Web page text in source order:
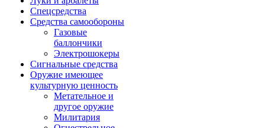
Спецсредства
Средства самообороны
Газовые
баллончики
Электрошокеры
Сигнальные средства
Оружие имеющее
культурную ценность
Метательное и
другое оружие
Милитария